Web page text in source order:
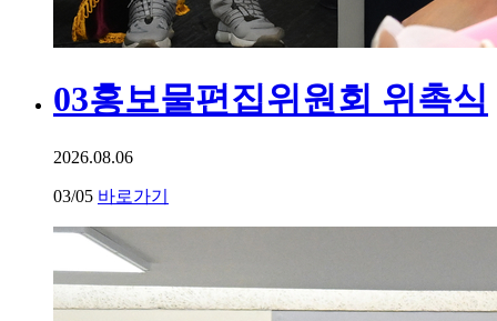
03홍보물편집위원회 위촉식
2026.08.06
03/05 바로가기